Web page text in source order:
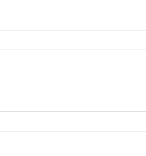
療機器
スリーブ・グローブ
）
，枕子）